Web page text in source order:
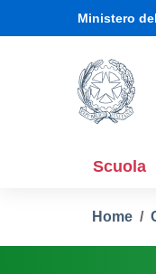
Ministero
Scuola
Home